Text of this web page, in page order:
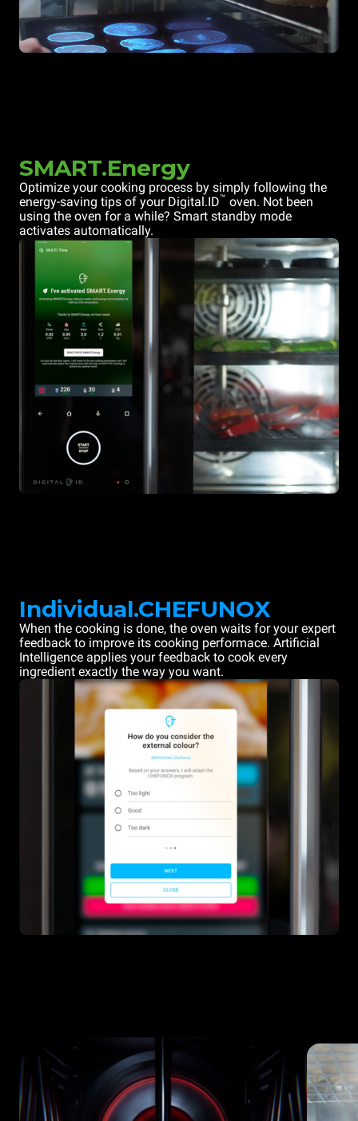
SMART.Energy
Optimize your cooking process by simply following the
energy-saving tips of your Digital.ID™ oven. Not been
using the oven for a while? Smart standby mode
activates automatically.
Individual.CHEFUNOX
When the cooking is done, the oven waits for your expert
feedback to improve its cooking performace. Artificial
Intelligence applies your feedback to cook every
ingredient exactly the way you want.